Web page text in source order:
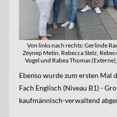
Von links nach rechts: Gerlinde
Zeynep Metin, Rebecca Stelz,
Vogel und Rabea Thomas
Ebenso wurde zum ersten Mal
Fach Englisch (Niveau B1) -
kaufmännisch-verwaltend